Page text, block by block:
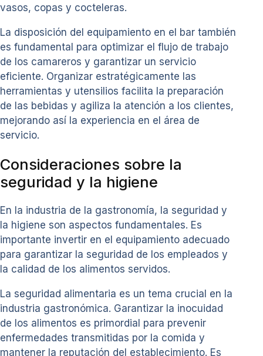
vasos, copas y cocteleras.
La disposición del equipamiento en el bar también
es fundamental para optimizar el flujo de trabajo
de los camareros y garantizar un servicio
eficiente. Organizar estratégicamente las
herramientas y utensilios facilita la preparación
de las bebidas y agiliza la atención a los clientes,
mejorando así la experiencia en el área de
servicio.
Consideraciones sobre la
seguridad y la higiene
En la industria de la gastronomía, la seguridad y
la higiene son aspectos fundamentales. Es
importante invertir en el equipamiento adecuado
para garantizar la seguridad de los empleados y
la calidad de los alimentos servidos.
La seguridad alimentaria es un tema crucial en la
industria gastronómica. Garantizar la inocuidad
de los alimentos es primordial para prevenir
enfermedades transmitidas por la comida y
mantener la reputación del establecimiento. Es